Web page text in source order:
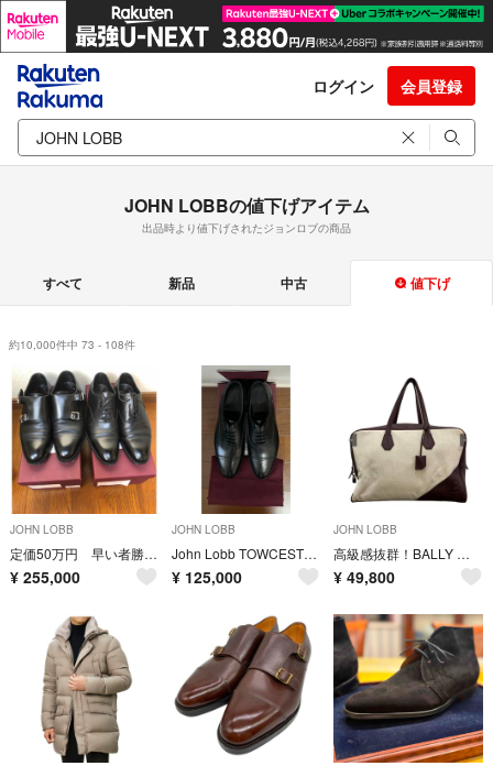
ログイン 会員登録
JOHN LOBBの値下げアイテム
出品時より値下げされたジョンロブの商品
すべて 新品 中古 値下げ
約10,000件中 73 - 108件
JOHN LOBB
定価50万円 早い者勝ち！ John lobb William city 2 7 E ２足セット ジョンロブ ウィリアム シティ2
¥ 255,000
JOHN LOBB
John Lobb TOWCESTER 5D
¥ 125,000
JOHN LOBB
高級感抜群！BALLY トートボストン
¥ 49,800